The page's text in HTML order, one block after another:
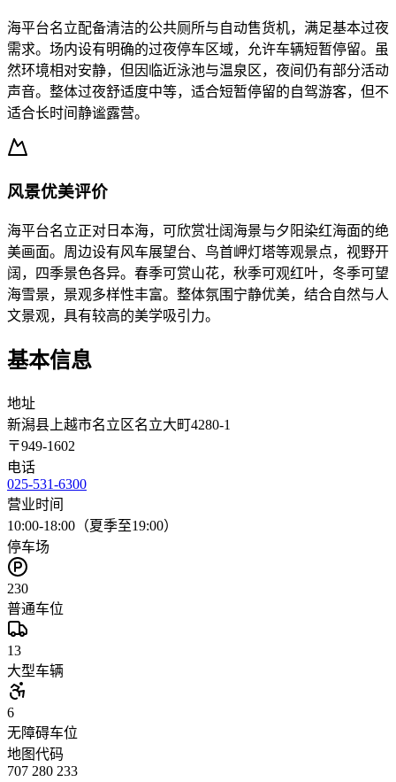
海平台名立配备清洁的公共厕所与自动售货机，满足基本过夜
需求。场内设有明确的过夜停车区域，允许车辆短暂停留。虽
然环境相对安静，但因临近泳池与温泉区，夜间仍有部分活动
声音。整体过夜舒适度中等，适合短暂停留的自驾游客，但不
适合长时间静谧露营。
风景优美评价
海平台名立正对日本海，可欣赏壮阔海景与夕阳染红海面的绝
美画面。周边设有风车展望台、鸟首岬灯塔等观景点，视野开
阔，四季景色各异。春季可赏山花，秋季可观红叶，冬季可望
海雪景，景观多样性丰富。整体氛围宁静优美，结合自然与人
文景观，具有较高的美学吸引力。
基本信息
地址
新潟县上越市名立区名立大町4280-1
〒949-1602
电话
025-531-6300
营业时间
10:00-18:00（夏季至19:00）
停车场
230
普通车位
13
大型车辆
6
无障碍车位
地图代码
707 280 233